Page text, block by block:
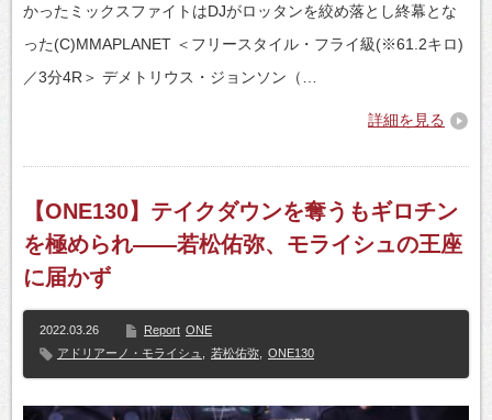
かったミックスファイトはDJがロッタンを絞め落とし終幕とな
った(C)MMAPLANET ＜フリースタイル・フライ級(※61.2キロ)
／3分4R＞ デメトリウス・ジョンソン（…
詳細を見る
【ONE130】テイクダウンを奪うもギロチン
を極められ――若松佑弥、モライシュの王座
に届かず
2022.03.26 Report ONE
アドリアーノ・モライシュ
若松佑弥 ONE130